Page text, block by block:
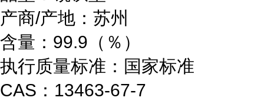
产商/产地：苏州
含量：99.9（％）
执行质量标准：国家标准
CAS：13463-67-7